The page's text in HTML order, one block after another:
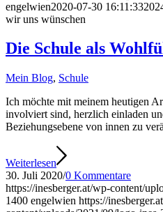
engelwien2020-07-30 16:11:33
wir uns wünschen
Die Schule als
Mein Blog, Schule
Ich möchte mit meinem heutigen
involviert sind, herzlich einladen
Beziehungsebene von innen zu
Weiterlesen
30. Juli 2020/0 Kommentare
https://inesberger.at/wp-content/
1400 engelwien https://